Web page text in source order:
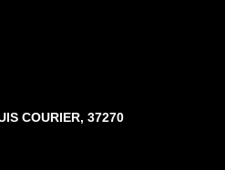
COURIER, 37270